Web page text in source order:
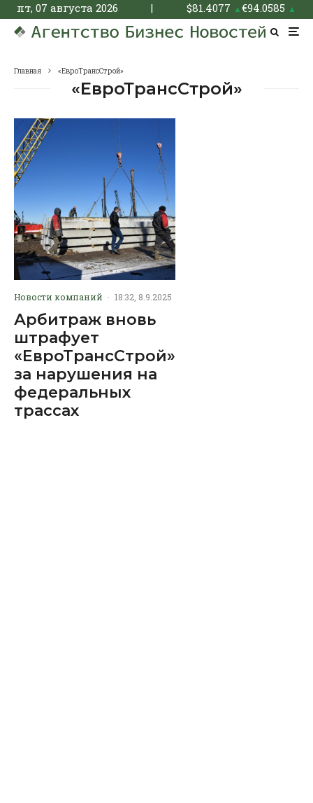
пт, 07 августа 2026 | $81.4077 ▲€94.0585 ▲
Главная «ЕвроТрансСтрой»
«ЕвроТрансСтрой»
Новости компаний · 18:32, 8.9.2025
Арбитраж вновь
штрафует
«ЕвроТрансСтрой»
за нарушения на
федеральных
трассах